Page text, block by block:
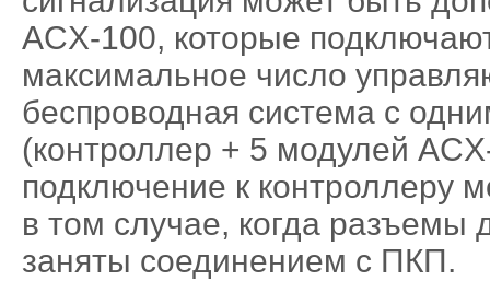
ACX-100, которые
максимальное число
беспроводная система с
(контроллер + 5 модулей
подключение к контроллеру
в том случае, когда
заняты соединением с ПКП.